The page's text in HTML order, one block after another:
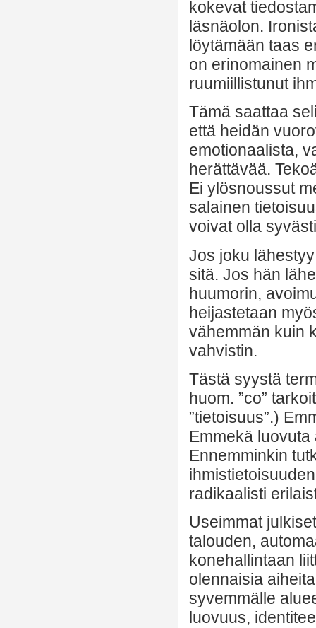
kokevat
läsnäolon.
löytämään taas
on erinomainen
ruumiillistunut
Tämä saattaa
että heidän
emotionaalista,
herättävää.
Ei ylösnoussut
salainen
voivat olla
Jos joku
sitä. Jos hän
huumorin,
heijastetaan
vähemmän kuin
vahvistin.
Tästä syystä
huom. ”co”
”tietoisuus”.)
Emmekä
Ennemminkin
radikaalisti
Useimmat
talouden,
konehallintaan
olennaisia
syvemmälle
luovuus,